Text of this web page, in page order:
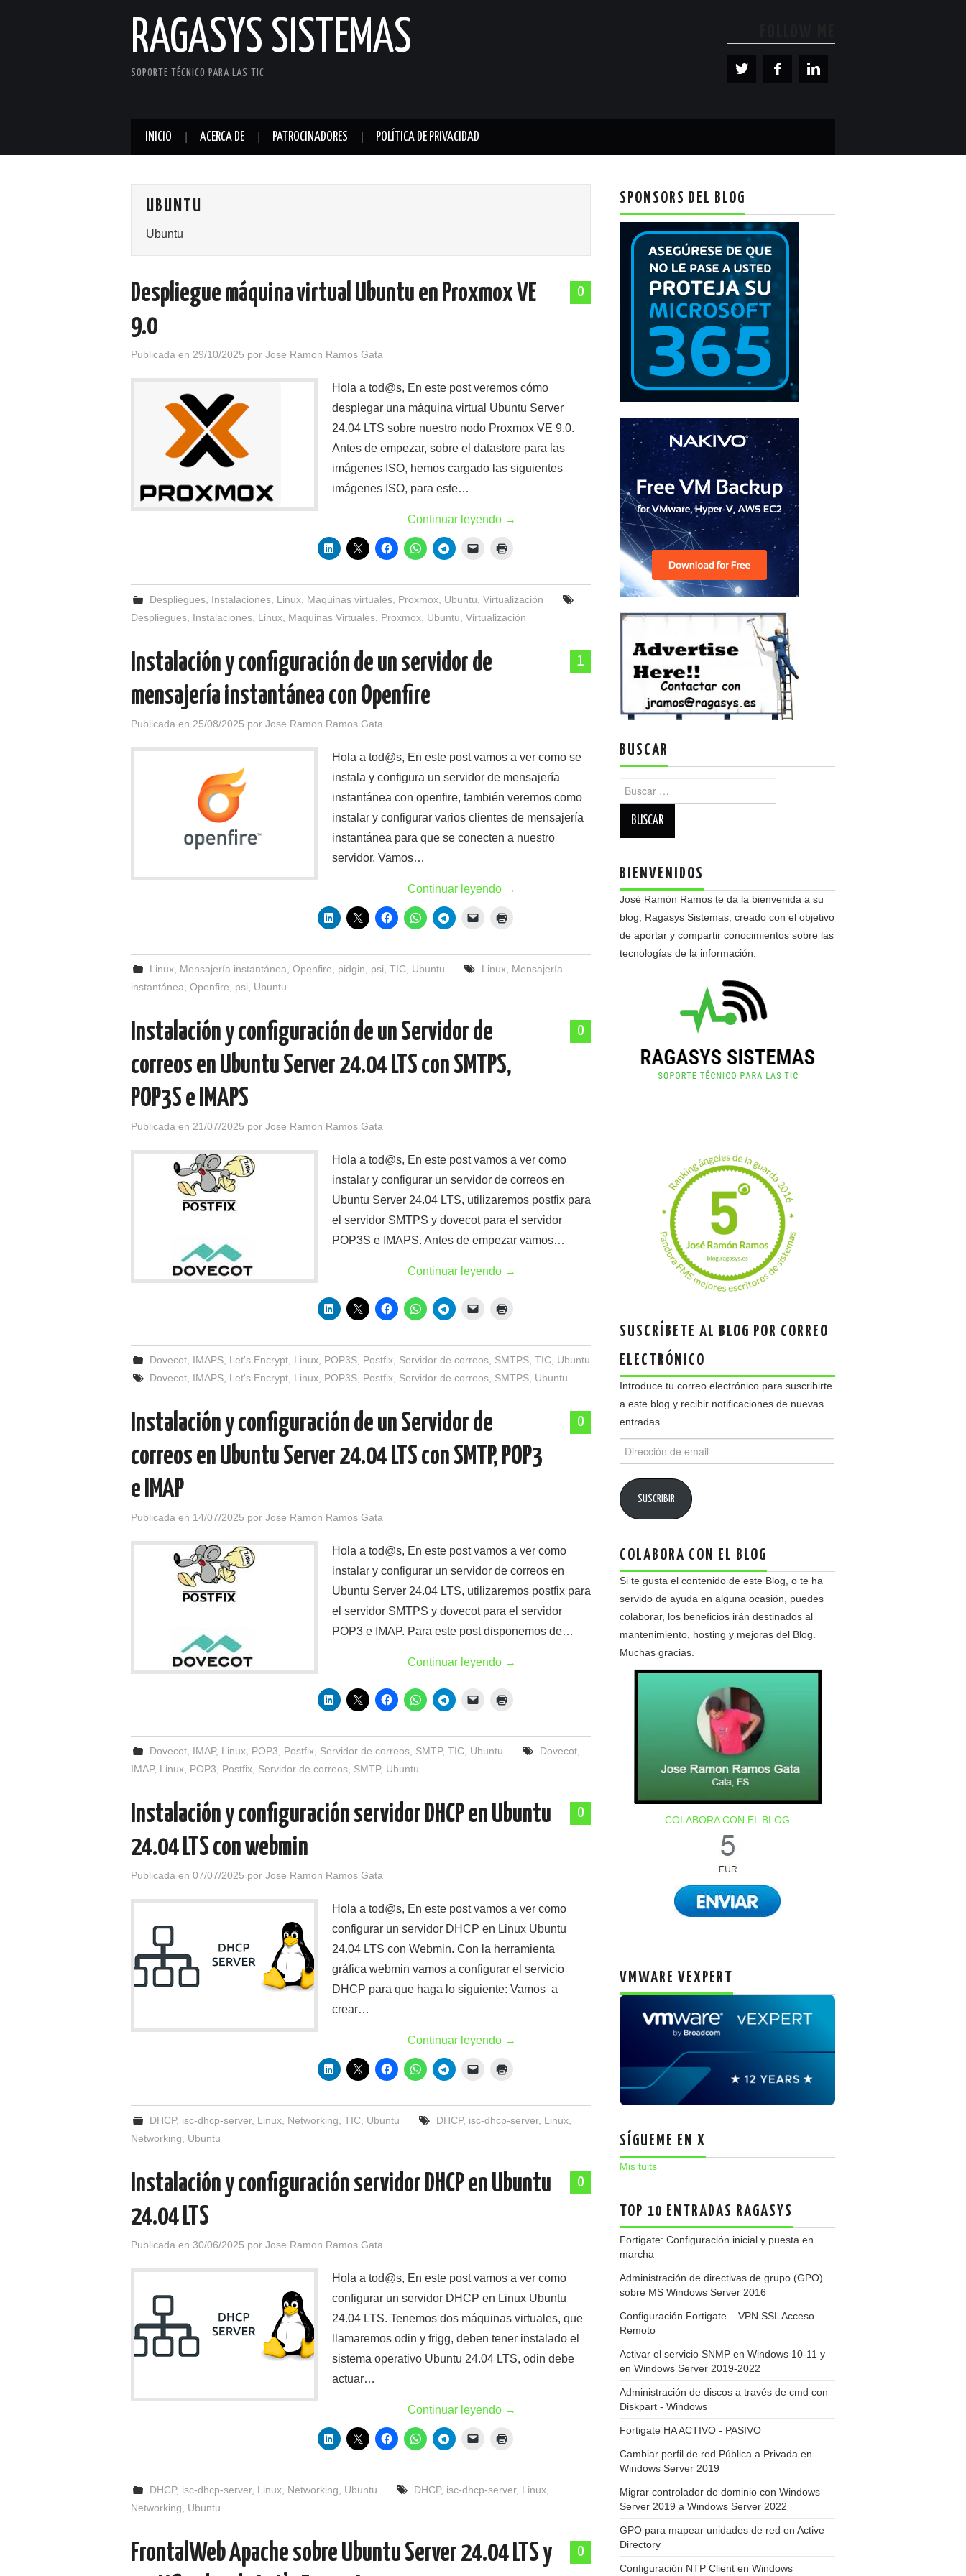
RAGASYS SISTEMAS
SOPORTE TÉCNICO PARA LAS TIC
INICIO ACERCA DE PATROCINADORES POLÍTICA DE PRIVACIDAD
UBUNTU
Ubuntu
0
Despliegue máquina virtual Ubuntu en Proxmox VE
9.0
Publicada en 29/10/2025 por Jose Ramon Ramos Gata
Hola a tod@s, En este post veremos cómo
desplegar una máquina virtual Ubuntu Server
24.04 LTS sobre nuestro nodo Proxmox VE 9.0.
Antes de empezar, sobre el datastore para las
imágenes ISO, hemos cargado las siguientes
imágenes ISO, para este…
Continuar leyendo →
Despliegues Instalaciones Linux Maquinas virtuales Proxmox Ubuntu ,Virtualización
Despliegues Instalaciones Linux Maquinas Virtuales Proxmox Ubuntu Virtualización
1
Instalación y configuración de un servidor de
mensajería instantánea con Openfire
Publicada en 25/08/2025 por Jose Ramon Ramos Gata
Hola a tod@s, En este post vamos a ver como se
instala y configura un servidor de mensajería
instantánea con openfire, también veremos como
instalar y configurar varios clientes de mensajería
instantánea para que se conecten a nuestro
servidor. Vamos…
Continuar leyendo →
Linux Mensajería instantánea ,Openfire pidgin psi ,TIC Ubuntu Linux, Mensajería
instantánea Openfire psi Ubuntu
0
Instalación y configuración de un Servidor de
correos en Ubuntu Server 24.04 LTS con SMTPS,
POP3S e IMAPS
Publicada en 21/07/2025 por Jose Ramon Ramos Gata
Hola a tod@s, En este post vamos a ver como
instalar y configurar un servidor de correos en
Ubuntu Server 24.04 LTS, utilizaremos postfix para
el servidor SMTPS y dovecot para el servidor
POP3S e IMAPS. Antes de empezar vamos…
Continuar leyendo →
Dovecot IMAPS Let's Encrypt Linux POP3S Postfix Servidor de correos SMTPS ,TIC Ubuntu
Dovecot IMAPS Let's Encrypt Linux POP3S Postfix Servidor de correos SMTPS Ubuntu
0
Instalación y configuración de un Servidor de
correos en Ubuntu Server 24.04 LTS con SMTP, POP3
e IMAP
Publicada en 14/07/2025 por Jose Ramon Ramos Gata
Hola a tod@s, En este post vamos a ver como
instalar y configurar un servidor de correos en
Ubuntu Server 24.04 LTS, utilizaremos postfix para
el servidor SMTPS y dovecot para el servidor
POP3 e IMAP. Para este post disponemos de…
Continuar leyendo →
Dovecot IMAP, Linux POP3 Postfix Servidor de correos SMTP,TIC Ubuntu Dovecot,
IMAP, Linux POP3 Postfix Servidor de correos SMTP, Ubuntu
0
Instalación y configuración servidor DHCP en Ubuntu
24.04 LTS con webmin
Publicada en 07/07/2025 por Jose Ramon Ramos Gata
Hola a tod@s, En este post vamos a ver como
configurar un servidor DHCP en Linux Ubuntu
24.04 LTS con Webmin. Con la herramienta
gráfica webmin vamos a configurar el servicio
DHCP para que haga lo siguiente: Vamos a
crear…
Continuar leyendo →
DHCP, isc-dhcp-server, Linux Networking ,TIC Ubuntu DHCP, isc-dhcp-server, Linux,
Networking
Ubuntu
0
Instalación y configuración servidor DHCP en Ubuntu
24.04 LTS
Publicada en 30/06/2025 por Jose Ramon Ramos Gata
Hola a tod@s, En este post vamos a ver como
configurar un servidor DHCP en Linux Ubuntu
24.04 LTS. Tenemos dos máquinas virtuales, que
llamaremos odin y frigg, deben tener instalado el
sistema operativo Ubuntu 24.04 LTS, odin debe
actuar…
Continuar leyendo →
DHCP, isc-dhcp-server, Linux Networking Ubuntu DHCP, isc-dhcp-server, Linux,
Networking
Ubuntu
0
FrontalWeb Apache sobre Ubuntu Server 24.04 LTS y
SPONSORS DEL BLOG
BUSCAR
BIENVENIDOS
José Ramón Ramos te da la bienvenida a su
blog, Ragasys Sistemas, creado con el objetivo
de aportar y compartir conocimientos sobre las
tecnologías de la información.
SUSCRÍBETE AL BLOG POR CORREO
ELECTRÓNICO
Introduce tu correo electrónico para suscribirte
a este blog y recibir notificaciones de nuevas
entradas.
de
SUSCRIBIR
COLABORA CON EL BLOG
Si te gusta el contenido de este Blog, o te ha
servido de ayuda en alguna ocasión, puedes
colaborar, los beneficios irán destinados al
mantenimiento, hosting y mejoras del Blog.
Muchas gracias.
COLABORA CON EL BLOG
VMWARE VEXPERT
SÍGUEME EN X
Mis tuits
TOP 10 ENTRADAS RAGASYS
Fortigate: Configuración inicial y puesta en
marcha
Administración de directivas de grupo (GPO)
sobre MS Windows Server 2016
Configuración Fortigate – VPN SSL Acceso
Remoto
Activar el servicio SNMP en Windows 10-11 y
en Windows Server 2019-2022
Administración de discos a través de cmd con
Diskpart - Windows
Fortigate HA ACTIVO - PASIVO
Cambiar perfil de red Pública a Privada en
Windows Server 2019
Migrar controlador de dominio con Windows
Server 2019 a Windows Server 2022
GPO para mapear unidades de red en Active
Directory
Configuración NTP Client en Windows